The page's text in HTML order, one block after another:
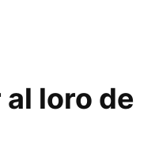
loro de